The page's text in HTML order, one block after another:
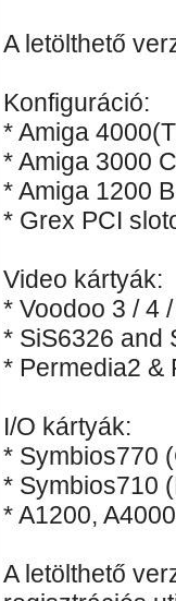
A letölthető
Konfiguráció:
* Amiga
* Amiga 3000
* Amiga 1200
* Grex PCI
Video kártyák:
* Voodoo 3 / 4
* SiS6326 and
* Permedia2 &
I/O kártyák:
* Symbios770
* Symbios710
* A1200,
A letölthető